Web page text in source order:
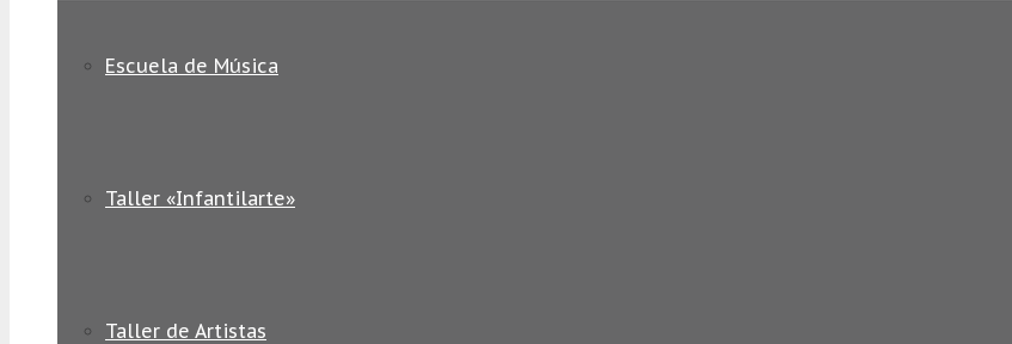
Escuela de Música
Taller «Infantilarte»
Taller de Artistas